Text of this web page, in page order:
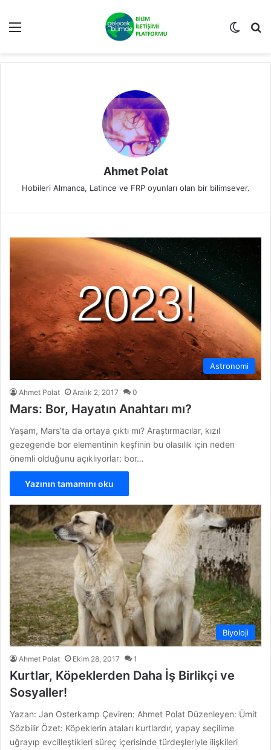
Dış
Ahmet Polat
Hobileri Almanca, Latince ve FRP oyunları olan bir bilimsever.
Astronomi
Ahmet Polat Aralık 2, 2017 0
Mars: Bor, Hayatın Anahtarı mı?
Yaşam, Mars’ta da ortaya çıktı mı? Araştırmacılar, kızıl
gezegende bor elementinin keşfinin bu olasılık için neden
önemli olduğunu açıklıyorlar: bor…
Yazının tamamını oku
Biyoloji
Ahmet Polat Ekim 28, 2017 1
Kurtlar, Köpeklerden Daha İş Birlikçi ve
Sosyaller!
Yazan: Jan Osterkamp Çeviren: Ahmet Polat Düzenleyen: Ümit
Sözbilir Özet: Köpeklerin ataları kurtlardır, yapay seçilime
uğrayıp evcilleştikleri süreç içerisinde türdeşleriyle ilişkileri